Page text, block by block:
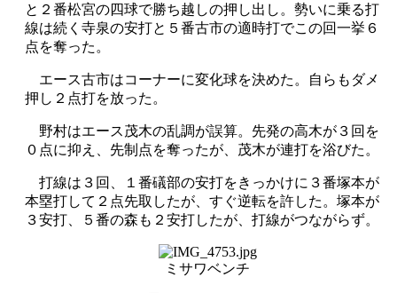
と２番松宮の四球で勝ち越しの押し出し。勢いに乗る打
線は続く寺泉の安打と５番古市の適時打でこの回一挙６
点を奪った。
エース古市はコーナーに変化球を決めた。自らもダメ
押し２点打を放った。
野村はエース茂木の乱調が誤算。先発の高木が３回を
０点に抑え、先制点を奪ったが、茂木が連打を浴びた。
打線は３回、１番礒部の安打をきっかけに３番塚本が
本塁打して２点先取したが、すぐ逆転を許した。塚本が
３安打、５番の森も２安打したが、打線がつながらず。
ミサワベンチ